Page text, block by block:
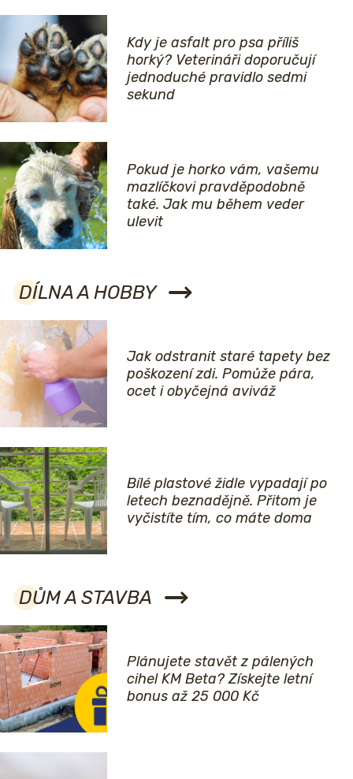
Kdy je asfalt pro psa příliš
horký? Veterináři doporučují
jednoduché pravidlo sedmi
sekund
Pokud je horko vám, vašemu
mazlíčkovi pravděpodobně
také. Jak mu během veder
ulevit
DÍLNA A HOBBY
Jak odstranit staré tapety bez
poškození zdi. Pomůže pára,
ocet i obyčejná aviváž
Bílé plastové židle vypadají po
letech beznadějně. Přitom je
vyčistíte tím, co máte doma
DŮM A STAVBA
Plánujete stavět z pálených
cihel KM Beta? Získejte letní
bonus až 25 000 Kč